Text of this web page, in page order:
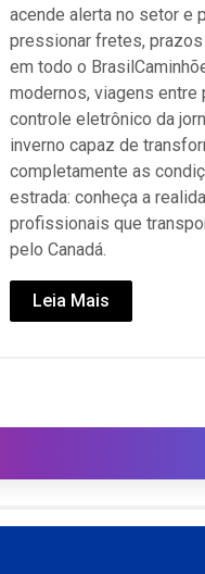
acende alerta no setor e
pressionar fretes,
em todo o
modernos, viagens entre
controle eletrônico da
inverno capaz de
completamente as
estrada: conheça a
profissionais que
pelo Canadá.
Leia Mais